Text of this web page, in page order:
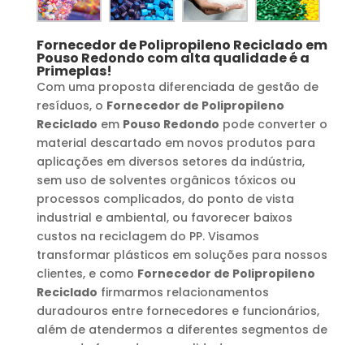
Fornecedor de Polipropileno Reciclado em
Pouso Redondo com alta qualidade é a
Primeplas!
Com uma proposta diferenciada de gestão de
resíduos, o Fornecedor de Polipropileno
Reciclado em Pouso Redondo pode converter o
material descartado em novos produtos para
aplicações em diversos setores da indústria,
sem uso de solventes orgânicos tóxicos ou
processos complicados, do ponto de vista
industrial e ambiental, ou favorecer baixos
custos na reciclagem do PP. Visamos
transformar plásticos em soluções para nossos
clientes, e como Fornecedor de Polipropileno
Reciclado firmarmos relacionamentos
duradouros entre fornecedores e funcionários,
além de atendermos a diferentes segmentos de